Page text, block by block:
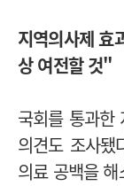
지역의사제 효
상 여전할 것"
국회를 통과한
의견도 조사됐
의료 공백을